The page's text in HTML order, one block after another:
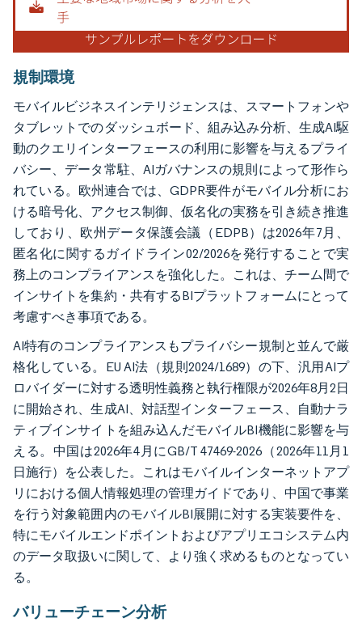
規制環境
モバイルビジネスインテリジェンスは、スマートフォンや
タブレットでのダッシュボード、組み込み分析、生成AI駆
動のクエリインターフェースの利用に影響を与えるプライ
バシー、データ常駐、AIガバナンスの規則によって形作ら
れている。欧州連合では、GDPR要件がモバイル分析にお
ける暗号化、アクセス制御、仮名化の実務を引き続き推進
しており、欧州データ保護会議（EDPB）は2026年7月、
匿名化に関するガイドライン02/2026を発行することで実
務上のコンプライアンスを強化した。これは、チーム間で
インサイトを集約・共有するBIプラットフォームにとって
考慮すべき事項である。
AI特有のコンプライアンスもプライバシー規制と並んで厳
格化している。EU AI法（規則2024/1689）の下、汎用AIプ
ロバイダーに対する透明性義務と執行権限が2026年8月2日
に開始され、生成AI、対話型インターフェース、自動ナラ
ティブインサイトを組み込んだモバイルBI機能に影響を与
える。中国は2026年4月にGB/T 47469-2026（2026年11月1
日施行）を公表した。これはモバイルインターネットアプ
リにおける個人情報処理の管理ガイドであり、中国で事業
を行う対象範囲内のモバイルBI展開に対する実装要件を、
特にモバイルエンドポイントおよびアプリエコシステム内
のデータ取扱いに関して、より強く求めるものとなってい
る。
バリューチェーン分析